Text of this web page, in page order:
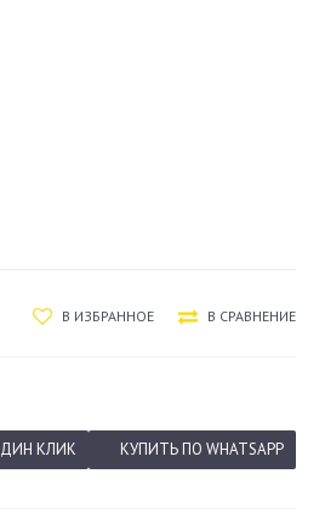
В ИЗБРАННОЕ В СРАВНЕНИЕ
КЛИК КУПИТЬПО WHATSAPP